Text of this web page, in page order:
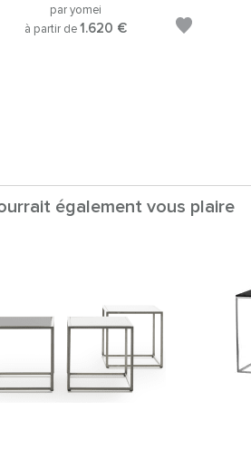
par yomei
à partir de 1.620 €
également vous plaire